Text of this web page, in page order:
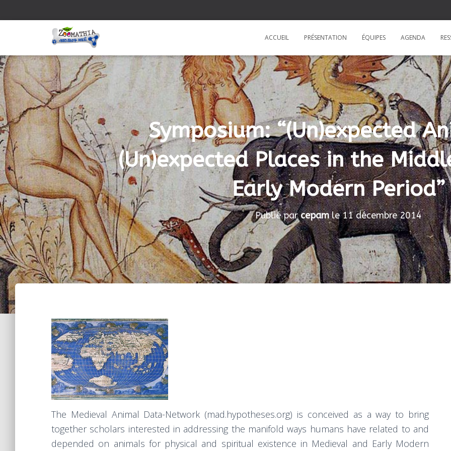
ACCUEIL PRÉSENTATION ÉQUIPES AGENDA
Symposium: “(Un)expected
(Un)expected Places in the
Early Modern Period”
Publié parcepamle11 décembre 2014
The Medieval Animal Data-Network (mad.hypotheses.org) is conceived as a way to bring
together scholars interested in addressing the manifold ways humans have related to and
depended on animals for physical and spiritual existence in Medieval and Early Modern